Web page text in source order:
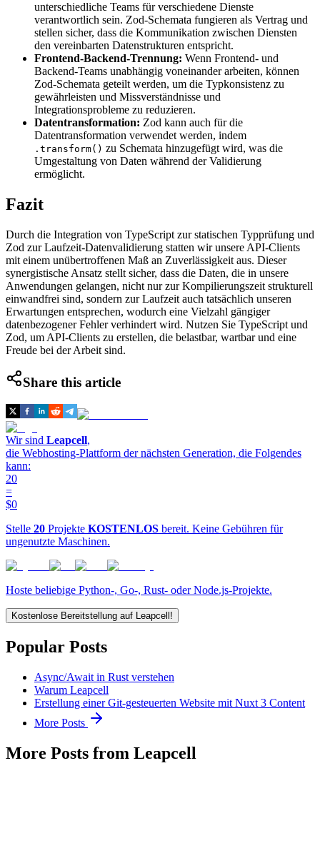
unterschiedliche Teams für verschiedene Dienste
verantwortlich sein. Zod-Schemata fungieren als Vertrag und
stellen sicher, dass die Kommunikation zwischen Diensten
den vereinbarten Datenstrukturen entspricht.
Frontend-Backend-Trennung: Wenn Frontend- und
Backend-Teams unabhängig voneinander arbeiten, können
Zod-Schemata geteilt werden, um die Typkonsistenz zu
gewährleisten und Missverständnisse und
Integrationsprobleme zu reduzieren.
Datentransformation: Zod kann auch für die
Datentransformation verwendet werden, indem
.transform() zu Schemata hinzugefügt wird, was die
Umgestaltung von Daten während der Validierung
ermöglicht.
Fazit
Durch die Integration von TypeScript zur statischen Typprüfung und
Zod zur Laufzeit-Datenvalidierung statten wir unsere API-Clients
mit einem unübertroffenen Maß an Zuverlässigkeit aus. Dieser
synergistische Ansatz stellt sicher, dass die Daten, die in unsere
Anwendungen gelangen, nicht nur zur Kompilierungszeit strukturell
einwandfrei sind, sondern zur Laufzeit auch tatsächlich unseren
Erwartungen entsprechen, wodurch eine Vielzahl gängiger
datenbezogener Fehler verhindert wird. Nutzen Sie TypeScript und
Zod, um API-Clients zu erstellen, die belastbar, wartbar und eine
Freude bei der Arbeit sind.
Share this article
Wir sind Leapcell,
die Webhosting-Plattform der nächsten Generation, die Folgendes
kann:
20
=
$0
Stelle 20 Projekte KOSTENLOS bereit. Keine Gebühren für
ungenutzte Maschinen.
Hoste beliebige Python-, Go-, Rust- oder Node.js-Projekte.
Kostenlose Bereitstellung auf Leapcell!
Popular Posts
Async/Await in Rust verstehen
Warum Leapcell
Erstellung einer Git-gesteuerten Website mit Nuxt 3 Content
More Posts
More Posts from Leapcell